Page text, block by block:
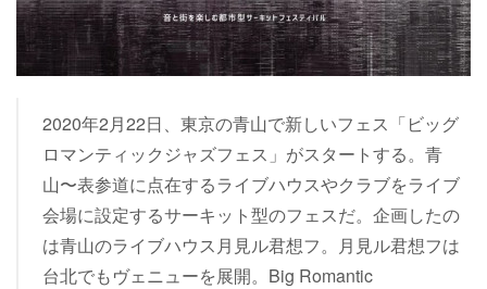
2020年2月22日、東京の青山で新しいフェス「ビッグ
ロマンティックジャズフェス」がスタートする。青
山〜表参道に点在するライブハウスやクラブをライブ
会場に設定するサーキット型のフェスだ。企画したの
は青山のライブハウス月見ル君想フ。月見ル君想フは
台北でもヴェニューを展開。Big Romantic